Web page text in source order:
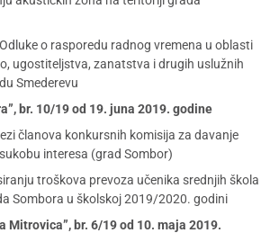
o rasporedu radnog vremena u oblasti
ugostiteljstva, zanatstva i drugih uslužnih
Smederevu
br. 10/19 od 19. juna 2019. godine
članova konkursnih komisija za davanje
interesa (grad Sombor)
troškova prevoza učenika srednjih škola
Sombora u školskoj 2019/2020. godini
Mitrovica”, br. 6/19 od 10. maja 2019.